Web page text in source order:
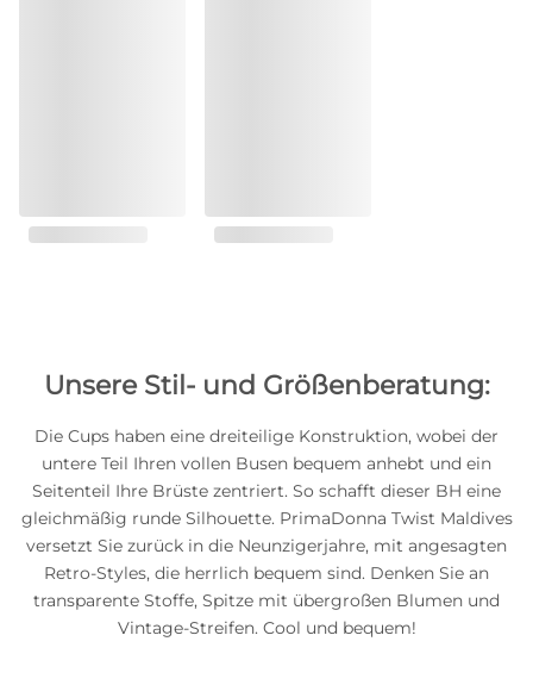
Unsere Stil- und Größenberatung:
Die Cups haben eine dreiteilige Konstruktion, wobei der
untere Teil Ihren vollen Busen bequem anhebt und ein
Seitenteil Ihre Brüste zentriert. So schafft dieser BH eine
gleichmäßig runde Silhouette. PrimaDonna Twist Maldives
versetzt Sie zurück in die Neunzigerjahre, mit angesagten
Retro-Styles, die herrlich bequem sind. Denken Sie an
transparente Stoffe, Spitze mit übergroßen Blumen und
Vintage-Streifen. Cool und bequem!